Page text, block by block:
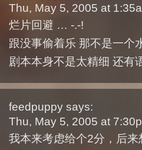
Thu, May 5, 2005 at
烂片回避 … -.-!
跟没事偷着乐 那不是一个
剧本本身不是太精细 还
feedpuppy says:
Thu, May 5, 2005 at
我本来考虑给个2分，后